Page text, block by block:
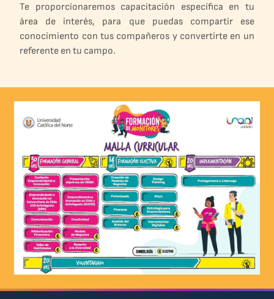
Te proporcionaremos capacitación específica en tu
área de interés, para que puedas compartir ese
conocimiento con tus compañeros y convertirte en un
referente en tu campo.